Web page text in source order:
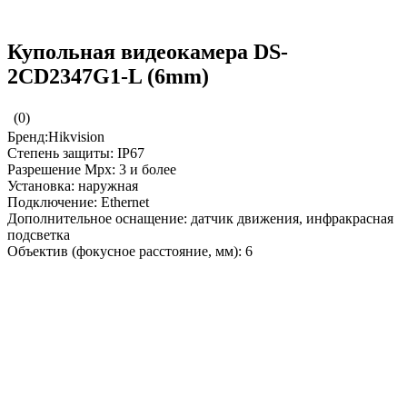
Купольная видеокамера DS-
2CD2347G1-L (6mm)
(0)
Бренд:Hikvision
Степень защиты: IP67
Разрешение Mpx: 3 и более
Установка: наружная
Подключение: Ethernet
Дополнительное оснащение: датчик движения, инфракрасная
подсветка
Объектив (фокусное расстояние, мм): 6